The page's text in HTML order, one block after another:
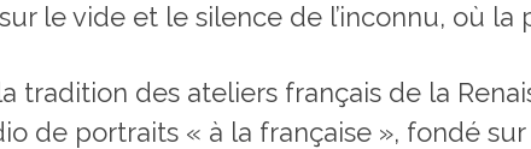
le vide et le silence de l’inconnu, où
tradition des ateliers français de la
de portraits « à la française », fondé